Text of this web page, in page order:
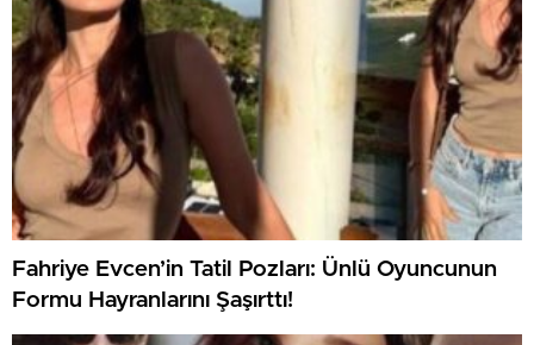
Fahriye Evcen’in Tatil Pozları: Ünlü Oyuncunun
Formu Hayranlarını Şaşırttı!